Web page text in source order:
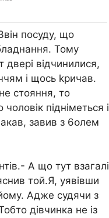
посуду, що
Тому
відчинилися,
і щось kричав.
стояння, то
підніметься і
завив з 6օлем
А що тут взагалі
той.Я, уявівши
Адже судячи з
дівчинка не із